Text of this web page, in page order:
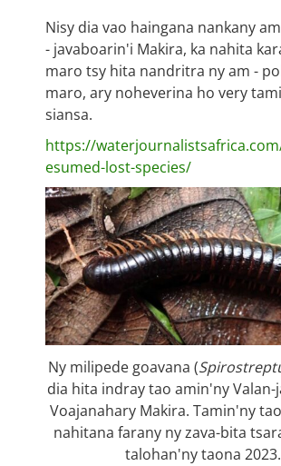
Nisy dia vao haingana nankany
- javaboarin'i Makira, ka nahita
maro tsy hita nandritra ny am -
maro, ary noheverina ho very
siansa.
https://
esumed-lost-species/
Ny milipede goavana (
dia hita indray tao amin'ny Valan-
Voajanahary Makira. Tamin'ny
nahitana farany ny zava-bita
talohan'ny taona 2023.